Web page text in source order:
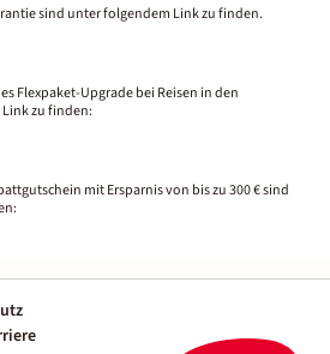
sind unter folgendem Link zu finden.
Flexpaket-Upgrade bei Reisen in den
zu finden:
mit Ersparnis von bis zu 300 € sind